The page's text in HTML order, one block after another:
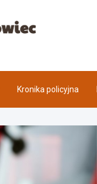
Kronika policyjna